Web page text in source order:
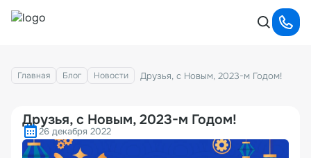
Главная Блог Новости Друзья, с Новым, 2023-м Годом!
Друзья, с Новым, 2023-м Годом!
26 декабря 2022